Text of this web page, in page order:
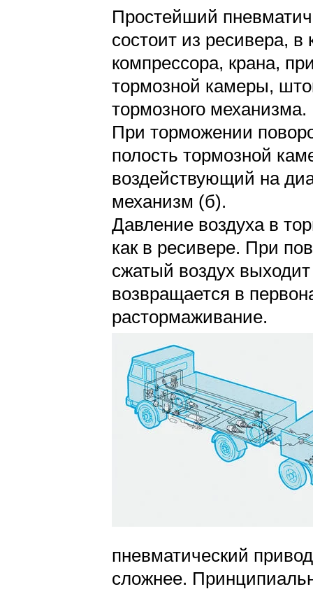
Простейший
состоит из ресивера,
компрессора, крана,
тормозной камеры,
тормозного механизма.
При торможении
полость тормозной
воздействующий на
механизм (б).
Давление воздуха в
как в ресивере. При
сжатый воздух
возвращается в
растормаживание.
пневматический
сложнее.